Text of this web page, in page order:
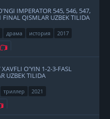
IMPERATOR 545, 546, 547,
FINAL QISMLAR UZBEK TILIDA
драма история 2017
Не нравится
O'YIN 1-2-3-FASL
UZBEK TILIDA
триллер 2021
Не нравится